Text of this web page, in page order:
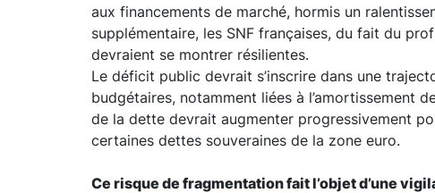
aux financements de marché, hormis un
supplémentaire, les SNF françaises, du fait du
devraient se montrer résilientes.
Le déficit public devrait s’inscrire dans une
budgétaires, notamment liées à l’amortissement
de la dette devrait augmenter progressivement
certaines dettes souveraines de la zone euro.
Ce risque de fragmentation fait l’objet d’une